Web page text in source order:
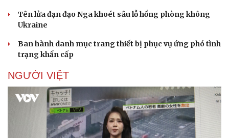
Doanh nghiệp
Thông tin doanh nghiệp
Doanh nhân
Vì cộng đồng
Công nghệ
Chuyển đổi số
Tên lửa đạn đạo Nga khoét sâu lỗ hổng phòng không
Ukraine
Ban hành danh mục trang thiết bị phục vụ ứng phó tình
trạng khẩn cấp
NGƯỜI VIỆT